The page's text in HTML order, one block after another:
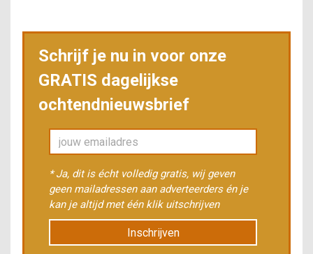
Schrijf je nu in voor onze
GRATIS dagelijkse
ochtendnieuwsbrief
* Ja, dit is écht volledig gratis, wij geven
geen mailadressen aan adverteerders én je
kan je altijd met één klik uitschrijven
Inschrijven